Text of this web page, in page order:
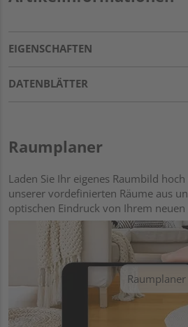
EIGENSCHAFTEN
DATENBLÄTTER
Raumplaner
Laden Sie Ihr eigenes Raumbild
unserer vordefinierten Räume aus
optischen Eindruck von Ihrem neuen
Raumplaner